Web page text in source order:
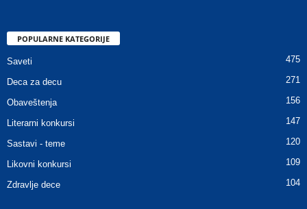
POPULARNE KATEGORIJE
Saveti 475
Deca za decu 271
Obaveštenja 156
Literarni konkursi 147
Sastavi - teme 120
Likovni konkursi 109
Zdravlje dece 104